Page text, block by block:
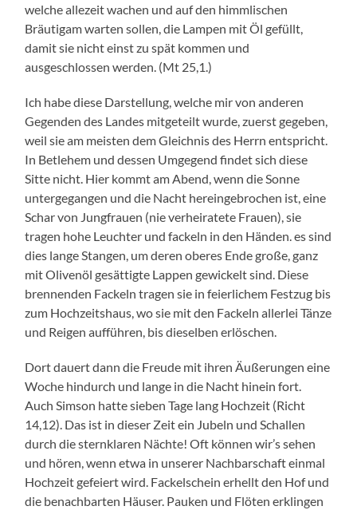
welche allezeit wachen und auf den himmlischen
Bräutigam warten sollen, die Lampen mit Öl gefüllt,
damit sie nicht einst zu spät kommen und
ausgeschlossen werden. (Mt 25,1.)
Ich habe diese Darstellung, welche mir von anderen
Gegenden des Landes mitgeteilt wurde, zuerst gegeben,
weil sie am meisten dem Gleichnis des Herrn entspricht.
In Betlehem und dessen Umgegend findet sich diese
Sitte nicht. Hier kommt am Abend, wenn die Sonne
untergegangen und die Nacht hereingebrochen ist, eine
Schar von Jungfrauen (nie verheiratete Frauen), sie
tragen hohe Leuchter und fackeln in den Händen. es sind
dies lange Stangen, um deren oberes Ende große, ganz
mit Olivenöl gesättigte Lappen gewickelt sind. Diese
brennenden Fackeln tragen sie in feierlichem Festzug bis
zum Hochzeitshaus, wo sie mit den Fackeln allerlei Tänze
und Reigen aufführen, bis dieselben erlöschen.
Dort dauert dann die Freude mit ihren Äußerungen eine
Woche hindurch und lange in die Nacht hinein fort.
Auch Simson hatte sieben Tage lang Hochzeit (Richt
14,12). Das ist in dieser Zeit ein Jubeln und Schallen
durch die sternklaren Nächte! Oft können wir’s sehen
und hören, wenn etwa in unserer Nachbarschaft einmal
Hochzeit gefeiert wird. Fackelschein erhellt den Hof und
die benachbarten Häuser. Pauken und Flöten erklingen